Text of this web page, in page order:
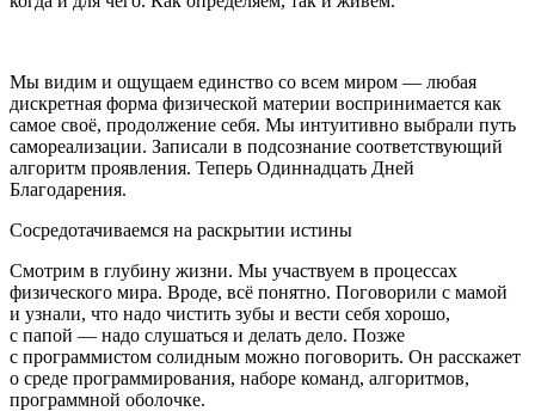
Мы видим и ощущаем единство со всем миром — любая
дискретная форма физической материи воспринимается как
самое своё, продолжение себя. Мы интуитивно выбрали путь
самореализации. Записали в подсознание соответствующий
алгоритм проявления. Теперь Одиннадцать Дней
Благодарения.
Сосредотачиваемся на раскрытии истины
Смотрим в глубину жизни. Мы участвуем в процессах
физического мира. Вроде, всё понятно. Поговорили с мамой
и узнали, что надо чистить зубы и вести себя хорошо,
с папой — надо слушаться и делать дело. Позже
с программистом солидным можно поговорить. Он расскажет
о среде программирования, наборе команд, алгоритмов,
программной оболочке.